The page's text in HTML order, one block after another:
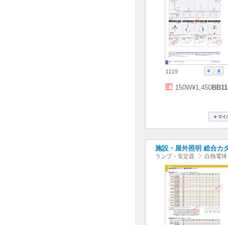
1119
150W¥1,450
施設・屋外照明 総合カ
ランプ・安定器 白熱電球